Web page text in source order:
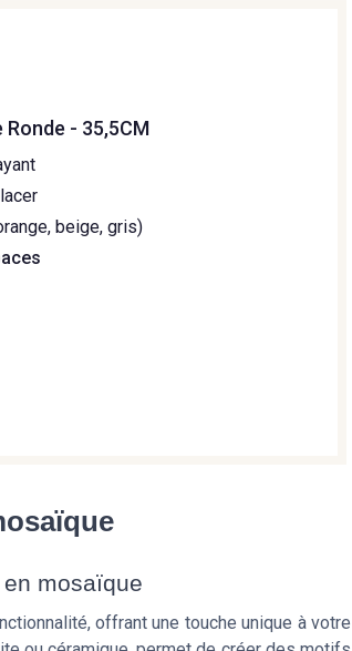
- 35,5CM
beige, gris)
mosaïque
offrant une touche unique à votre